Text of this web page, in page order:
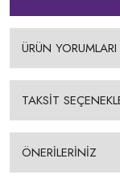
ÜRÜN YORUMLARI
TAKSİT
ÖNERİLERİNİZ